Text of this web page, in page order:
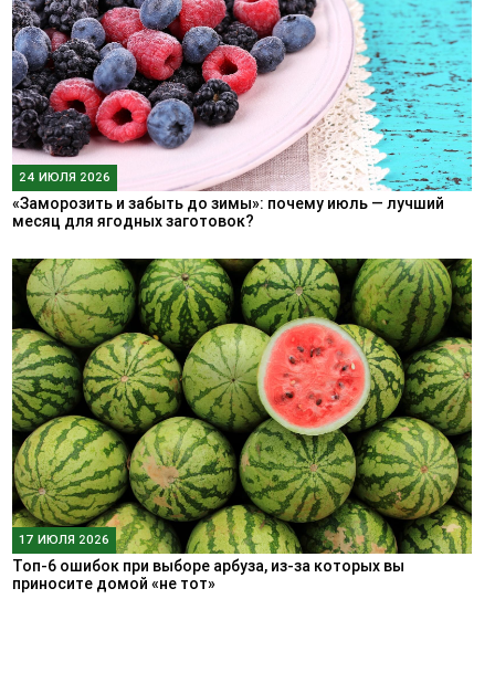
24 ИЮЛЯ 2026
«Заморозить и забыть до зимы»: почему июль — лучший
месяц для ягодных заготовок?
17 ИЮЛЯ 2026
Топ-6 ошибок при выборе арбуза, из-за которых вы
приносите домой «не тот»